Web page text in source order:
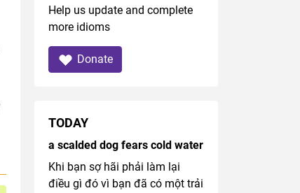
Help us update and complete
more idioms
Donate
TODAY
a scalded dog fears cold water
Khi bạn sợ hãi phải làm lại
điều gì đó vì bạn đã có một trải